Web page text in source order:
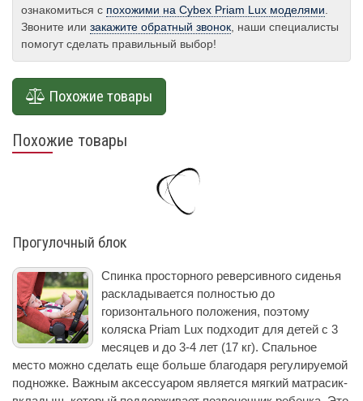
ознакомиться с похожими на Cybex Priam Lux моделями
Звоните или закажите обратный звонок , наши специалисты
помогут сделать правильный выбор!
Похожие товары
Похожие товары
Прогулочный блок
Спинка просторного реверсивного сиденья
раскладывается полностью до
горизонтального положения, поэтому
коляска Priam Lux подходит для детей с 3
месяцев и до 3-4 лет (17 кг). Спальное
место можно сделать еще больше благодаря регулируемой
подножке. Важным аксессуаром является мягкий матрасик-